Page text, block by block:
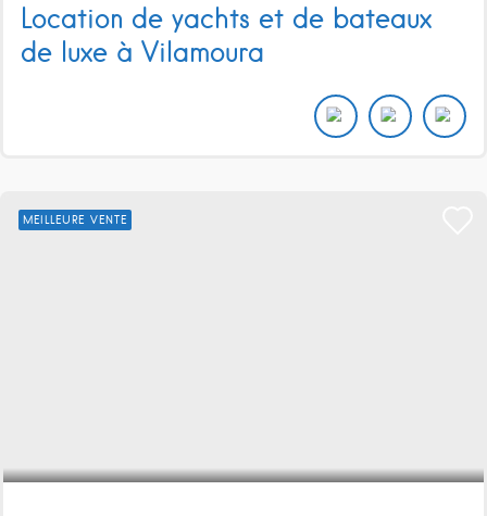
Location de yachts et de bateaux
de luxe à Vilamoura
MEILLEURE VENTE